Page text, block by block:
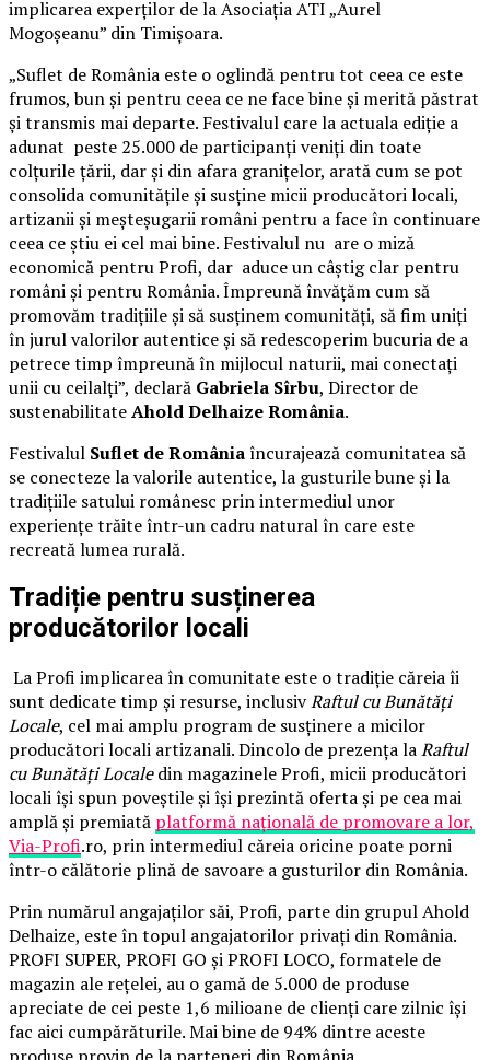
implicarea experților de la Asociația ATI „Aurel
Mogoșeanu” din Timișoara.
„Suflet de România este o oglindă pentru tot ceea ce este
frumos, bun și pentru ceea ce ne face bine și merită păstrat
și transmis mai departe. Festivalul care la actuala ediție a
adunat peste 25.000 de participanți veniți din toate
colțurile țării, dar și din afara granițelor, arată cum se pot
consolida comunitățile și susține micii producători locali,
artizanii și meșteșugarii români pentru a face în continuare
ceea ce știu ei cel mai bine. Festivalul nu are o miză
economică pentru Profi, dar aduce un câștig clar pentru
români și pentru România. Împreună învățăm cum să
promovăm tradițiile și să susținem comunități, să fim uniți
în jurul valorilor autentice și să redescoperim bucuria de a
petrece timp împreună în mijlocul naturii, mai conectați
unii cu ceilalți”, declară Gabriela Sîrbu, Director de
sustenabilitateAhold Delhaize România.
Festivalul Suflet de Româniaîncurajează comunitatea să
se conecteze la valorile autentice, la gusturile bune și la
tradițiile satului românesc prin intermediul unor
experiențe trăite într-un cadru natural în care este
recreată lumea rurală.
Tradiție pentru susținerea
producătorilor locali
La Profi implicarea în comunitate este o tradiție căreia îi
sunt dedicate timp și resurse, inclusivRaftul cu Bunătăți
Locale, cel mai amplu program de susținere a micilor
producători locali artizanali. Dincolo de prezența laRaftul
cu Bunătăți Localedin magazinele Profi, micii producători
locali își spun poveștile și își prezintă oferta și pe cea mai
amplă și premiată platformă națională de promovare a lor,
Via-Profi.ro, prin intermediul căreia oricine poate porni
într-o călătorie plină de savoare a gusturilor din România.
Prin numărul angajaților săi, Profi, parte din grupul Ahold
Delhaize, este în topul angajatorilor privați din România.
PROFI SUPER, PROFI GO și PROFI LOCO, formatele de
magazin ale rețelei, au o gamă de 5.000 de produse
apreciate de cei peste 1,6 milioane de clienți care zilnic își
fac aici cumpărăturile. Mai bine de 94% dintre aceste